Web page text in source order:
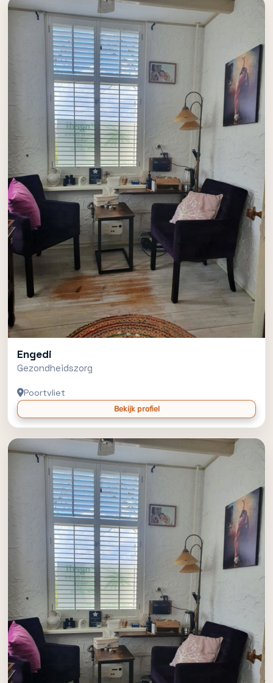
Engedi
Gezondheidszorg
Poortvliet
Bekijk profiel